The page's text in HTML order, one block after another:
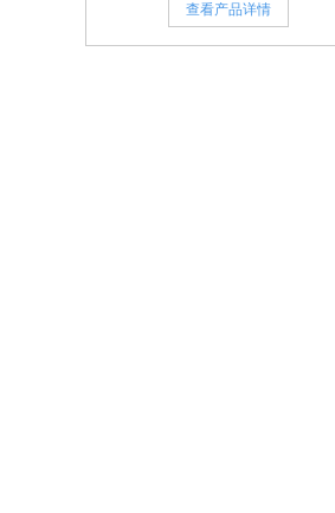
查看产品详情